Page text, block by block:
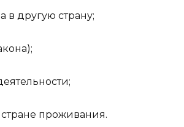
в другую страну;
проживания.